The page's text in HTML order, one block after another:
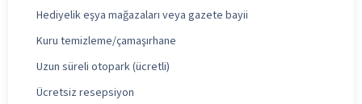
Hediyelik eşya mağazaları veya gazete bayii
Kuru temizleme/çamaşırhane
Uzun süreli otopark (ücretli)
Ücretsiz resepsiyon